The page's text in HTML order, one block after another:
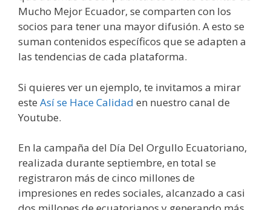
Mucho Mejor Ecuador, se comparten con los
socios para tener una mayor difusión. A esto se
suman contenidos específicos que se adapten a
las tendencias de cada plataforma.
Si quieres ver un ejemplo, te invitamos a mirar
este Así se Hace Calidad en nuestro canal de
Youtube.
En la campaña del Día Del Orgullo Ecuatoriano,
realizada durante septiembre, en total se
registraron más de cinco millones de
impresiones en redes sociales, alcanzado a casi